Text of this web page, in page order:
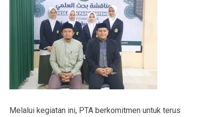
Melalui kegiatan ini, PTA berkomitmen untuk terus